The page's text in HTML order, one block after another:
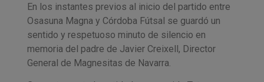
En los instantes previos al inicio del partido entre
Osasuna Magna y Córdoba Fútsal se guardó un
sentido y respetuoso minuto de silencio en
memoria del padre de Javier Creixell, Director
General de Magnesitas de Navarra.